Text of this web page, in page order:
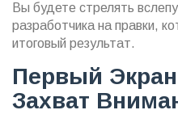
Вы будете стрелять
разработчика на правки,
итоговый результат.
Первый
Захват